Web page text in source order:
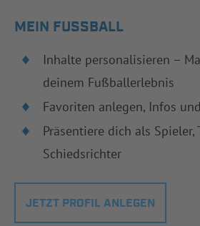
MEIN FUSSBALL
Inhalte personalisieren –
deinem Fußballerlebnis
Favoriten anlegen, Infos
Präsentiere dich als Spieler,
Schiedsrichter
JETZT PROFIL ANLEGEN